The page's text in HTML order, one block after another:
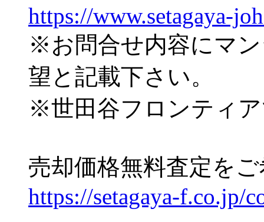
https://www.setagaya-
※お問合せ内容にマ
望と記載下さい。
※世田谷フロンティ
売却価格無料査定を
https://setagaya-f.co.jp/